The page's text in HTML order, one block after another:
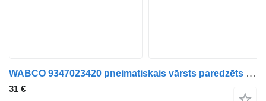
WABCO 9347023420 pneimatiskais vārsts paredzēts Scania 4-series (1995-2006) kravas automašīnas
31 €